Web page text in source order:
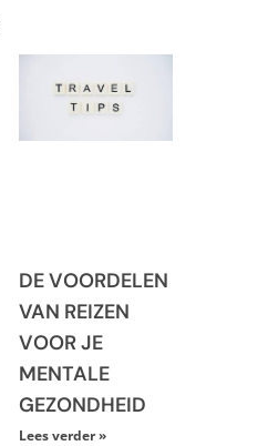
DE VOORDELEN
VAN REIZEN
VOOR JE
MENTALE
GEZONDHEID
Lees verder »